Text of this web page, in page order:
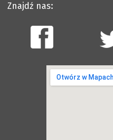
Znajdź nas: